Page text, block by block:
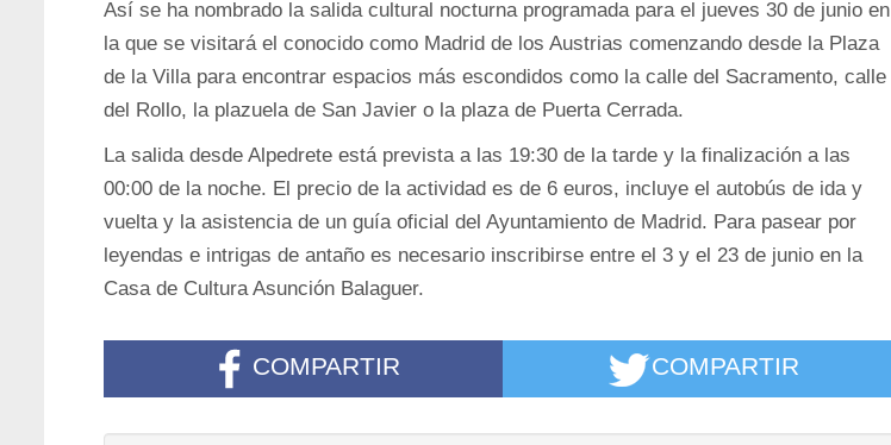
Así se ha nombrado la salida cultural nocturna programada para el jueves 30 de junio en
la que se visitará el conocido como Madrid de los Austrias comenzando desde la Plaza
de la Villa para encontrar espacios más escondidos como la calle del Sacramento, calle
del Rollo, la plazuela de San Javier o la plaza de Puerta Cerrada.
La salida desde Alpedrete está prevista a las 19:30 de la tarde y la finalización a las
00:00 de la noche. El precio de la actividad es de 6 euros, incluye el autobús de ida y
vuelta y la asistencia de un guía oficial del Ayuntamiento de Madrid. Para pasear por
leyendas e intrigas de antaño es necesario inscribirse entre el 3 y el 23 de junio en la
Casa de Cultura Asunción Balaguer.
COMPARTIR COMPARTIR